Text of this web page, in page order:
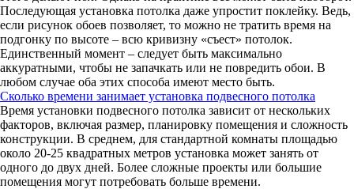
Последующая установка потолка даже упростит поклейку. Ведь,
если рисунок обоев позволяет, то можно не тратить время на
подгонку по высоте – всю кривизну «съест» потолок.
Единственный момент – следует быть максимально
аккуратными, чтобы не запачкать или не повредить обои. В
любом случае оба этих способа имеют место быть.
Сколько времени занимает установка подвесного потолка
Время установки подвесного потолка зависит от нескольких
факторов, включая размер, планировку помещения и сложность
конструкции. В среднем, для стандартной комнаты площадью
около 20-25 квадратных метров установка может занять от
одного до двух дней. Более сложные проекты или большие
помещения могут потребовать больше времени.